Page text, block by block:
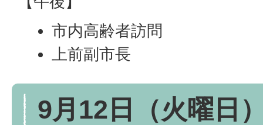
市内高齢者訪問
上前副市長
9月12日（火曜日